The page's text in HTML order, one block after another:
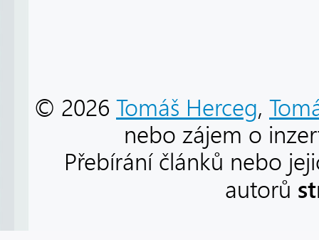
© 2026 Tomáš Herceg,
nebo zájem o
Přebírání článků nebo
autorů